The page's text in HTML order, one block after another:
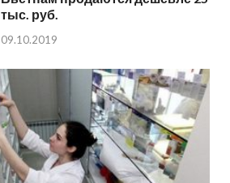
тыс. руб.
09.10.2019